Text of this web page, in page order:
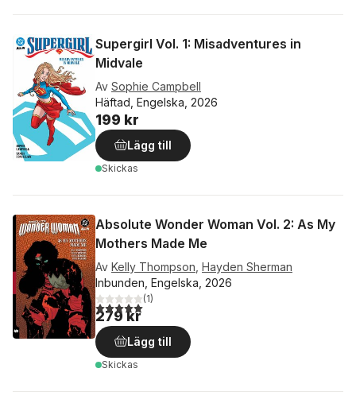
Supergirl Vol. 1: Misadventures in
Midvale
Av Sophie Campbell
Häftad, Engelska, 2026
199 kr
Lägg till
Skickas
Absolute Wonder Woman Vol. 2: As My
Mothers Made Me
Av Kelly Thompson Hayden Sherman
Inbunden, Engelska, 2026
5,0utav 5 stjärnor. Totalt antal röster:
(1)
279 kr
Lägg till
Skickas